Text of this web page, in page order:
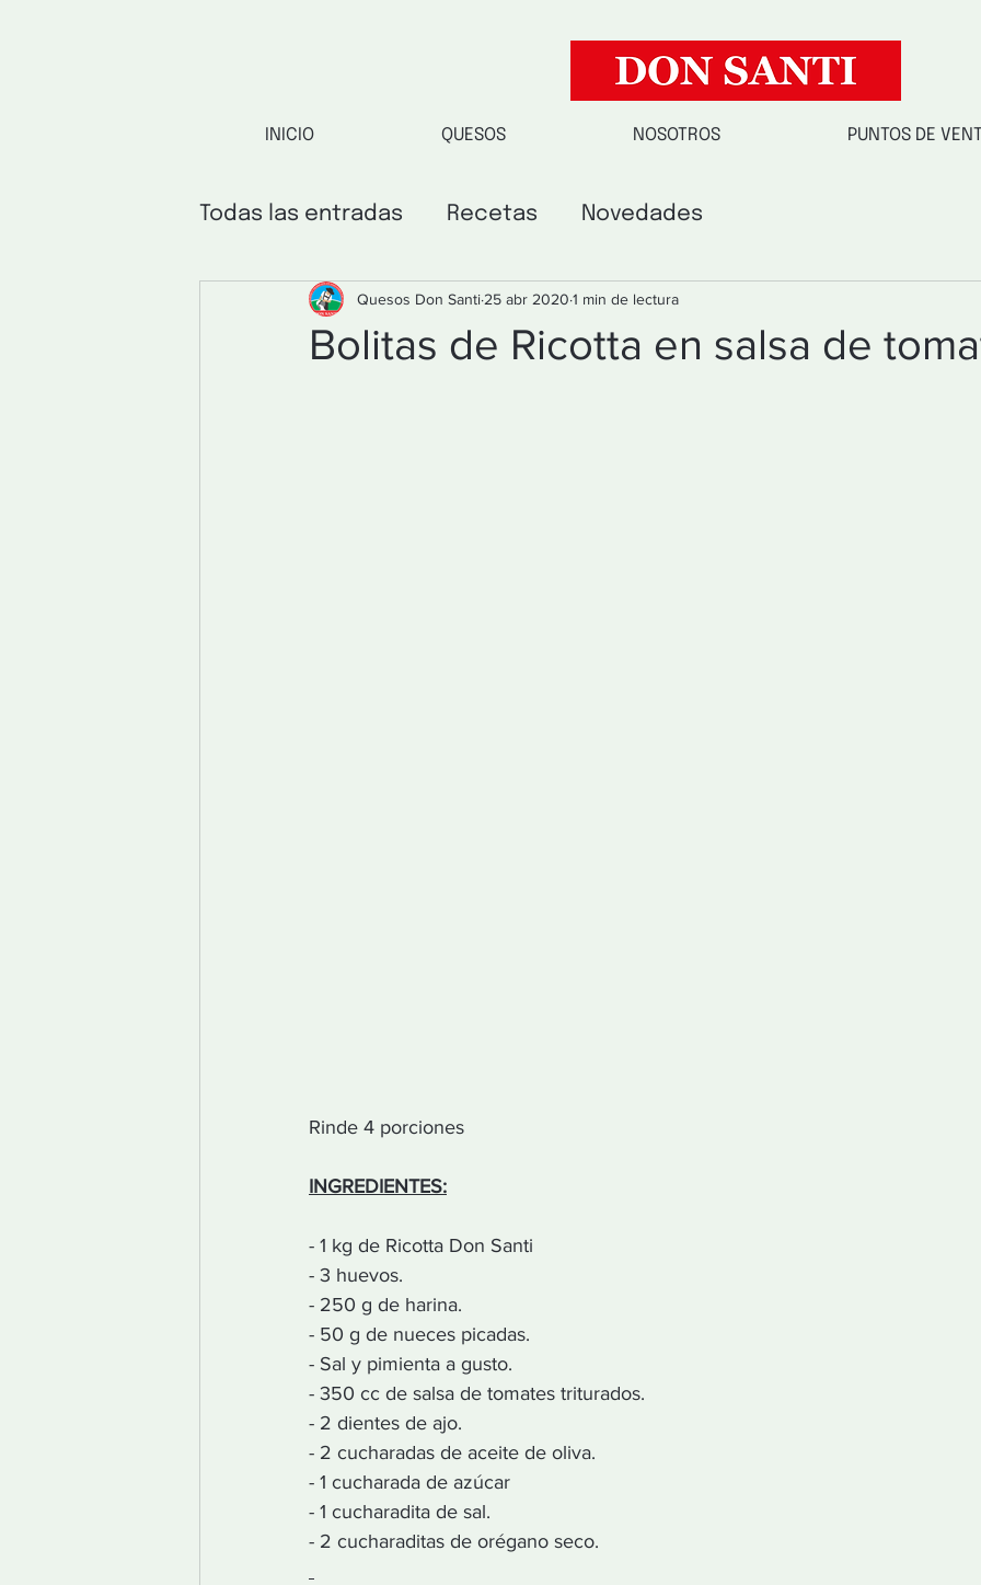
INICIO QUESOS NOSOTROS PUNTOS DE
Todas las entradas Recetas Novedades
Bolitas de Ricotta en salsa de
Quesos Don Santi 25 abr 2020 1 min de lectura
Rinde 4 porciones
INGREDIENTES:
- 1 kg de Ricotta Don Santi
- 3 huevos.
- 250 g de harina.
- 50 g de nueces picadas.
- Sal y pimienta a gusto.
- 350 cc de salsa de tomates triturados.
- 2 dientes de ajo.
- 2 cucharadas de aceite de oliva.
- 1 cucharada de azúcar
- 1 cucharadita de sal.
- 2 cucharaditas de orégano seco.